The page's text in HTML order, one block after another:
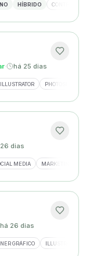
HÍBRIDO CONTENT
· há 25 dias
ILLUSTRATOR PHOTOSHOP
dias
MEDIA MARKETING
há 26 dias
GRÁFICO ILLUSTRATOR